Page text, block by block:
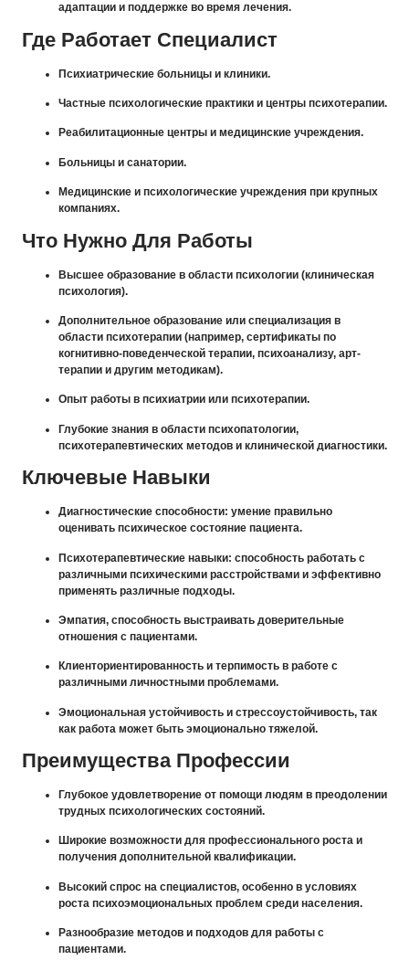
адаптации и поддержке во время лечения.
Где Работает Специалист
Психиатрические больницы и клиники.
Частные психологические практики и центры психотерапии.
Реабилитационные центры и медицинские учреждения.
Больницы и санатории.
Медицинские и психологические учреждения при крупных
компаниях.
Что Нужно Для Работы
Высшее образование в области психологии (клиническая
психология).
Дополнительное образование или специализация в
области психотерапии (например, сертификаты по
когнитивно-поведенческой терапии, психоанализу, арт-
терапии и другим методикам).
Опыт работы в психиатрии или психотерапии.
Глубокие знания в области психопатологии,
психотерапевтических методов и клинической диагностики.
Ключевые Навыки
Диагностические способности: умение правильно
оценивать психическое состояние пациента.
Психотерапевтические навыки: способность работать с
различными психическими расстройствами и эффективно
применять различные подходы.
Эмпатия, способность выстраивать доверительные
отношения с пациентами.
Клиенториентированность и терпимость в работе с
различными личностными проблемами.
Эмоциональная устойчивость и стрессоустойчивость, так
как работа может быть эмоционально тяжелой.
Преимущества Профессии
Глубокое удовлетворение от помощи людям в преодолении
трудных психологических состояний.
Широкие возможности для профессионального роста и
получения дополнительной квалификации.
Высокий спрос на специалистов, особенно в условиях
роста психоэмоциональных проблем среди населения.
Разнообразие методов и подходов для работы с
пациентами.